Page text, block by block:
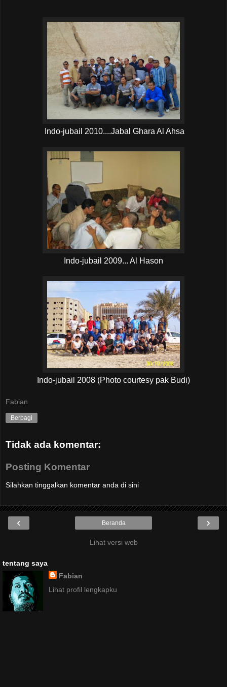
Indo-jubail 2010....Jabal Ghara Al Ahsa
Indo-jubail 2009... Al Hason
Indo-jubail 2008 (Photo courtesy pak Budi)
Fabian
Berbagi
Tidak ada komentar:
Posting Komentar
Silahkan tinggalkan komentar anda di sini
‹ ›
Beranda
Lihat versi web
tentang saya
Fabian
Lihat profil lengkapku